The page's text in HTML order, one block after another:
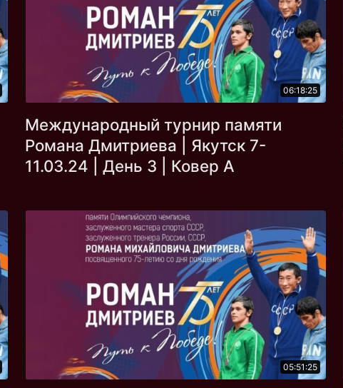
06:18:25
Международный турнир памяти
Романа Дмитриева | Якутск 7-
11.03.24 | День 3 | Ковер A
05:51:25